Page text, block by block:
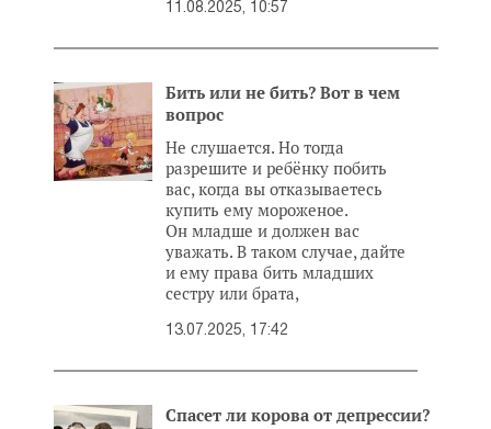
11.08.2025, 10:57
Бить или не бить? Вот в чем
вопрос
Не слушается. Но тогда
разрешите и ребёнку побить
вас, когда вы отказываетесь
купить ему мороженое.
Он младше и должен вас
уважать. В таком случае, дайте
и ему права бить младших
сестру или брата,
13.07.2025, 17:42
Спасет ли корова от депрессии?